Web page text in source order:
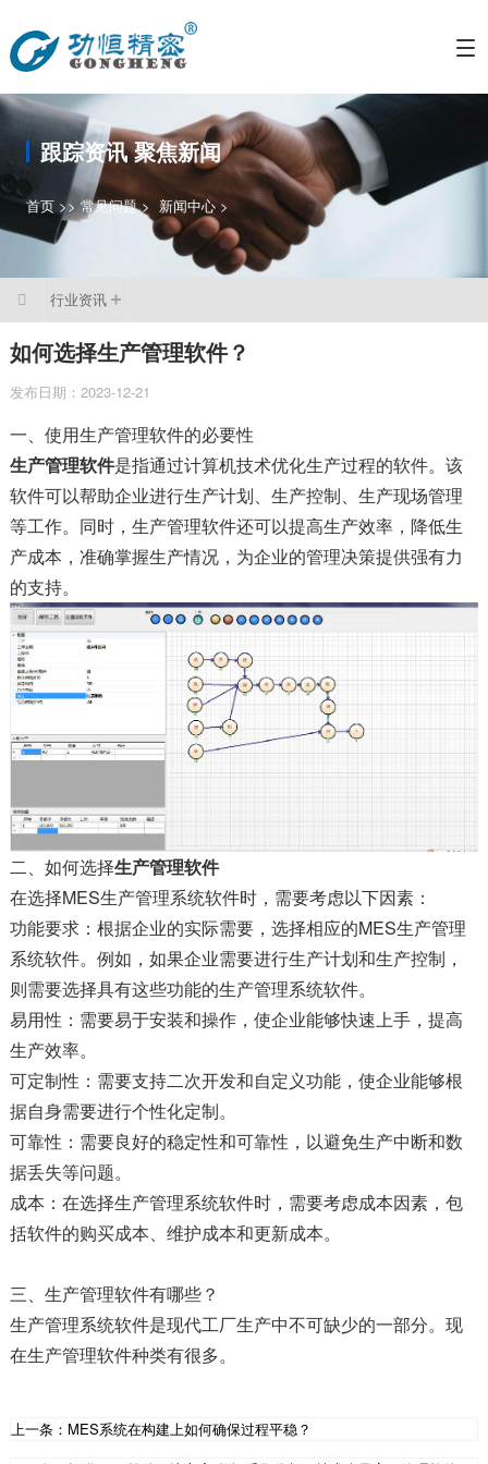
跟踪资讯 聚焦新闻
首页>>常见问题> 新闻中心>
 行业资讯
如何选择生产管理软件？
发布日期：2023-12-21
一、使用生产管理软件的必要性
生产管理软件是指通过计算机技术优化生产过程的软件。该
软件可以帮助企业进行生产计划、生产控制、生产现场管理
等工作。同时，生产管理软件还可以提高生产效率，降低生
产成本，准确掌握生产情况，为企业的管理决策提供强有力
的支持。
二、如何选择生产管理软件
在选择MES生产管理系统软件时，需要考虑以下因素：
功能要求：根据企业的实际需要，选择相应的MES生产管理
系统软件。例如，如果企业需要进行生产计划和生产控制，
则需要选择具有这些功能的生产管理系统软件。
易用性：需要易于安装和操作，使企业能够快速上手，提高
生产效率。
可定制性：需要支持二次开发和自定义功能，使企业能够根
据自身需要进行个性化定制。
可靠性：需要良好的稳定性和可靠性，以避免生产中断和数
据丢失等问题。
成本：在选择生产管理系统软件时，需要考虑成本因素，包
括软件的购买成本、维护成本和更新成本。
三、生产管理软件有哪些？
生产管理系统软件是现代工厂生产中不可缺少的一部分。现
在生产管理软件种类有很多。
上一条： MES系统在构建上如何确保过程平稳？